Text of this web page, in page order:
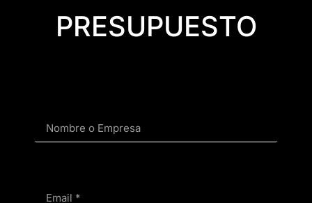
PRESUPUESTO